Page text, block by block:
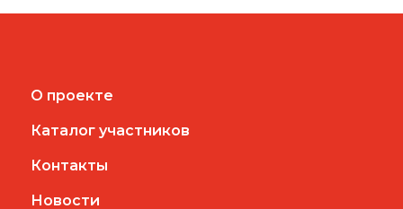
О проекте
Каталог участников
Контакты
Новости